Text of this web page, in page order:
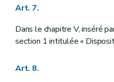
Art. 7.
Dans le chapitre V, inséré
section 1 intitulée «
Art. 8.